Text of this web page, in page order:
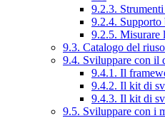
9.2.3.
9.2.4. Supporto
9.2.5. Misurare
9.3. Catalogo del riuso
9.4. Sviluppare con il
9.4.1. Il
9.4.2. Il kit di
9.4.3. Il kit di
9.5. Sviluppare con i